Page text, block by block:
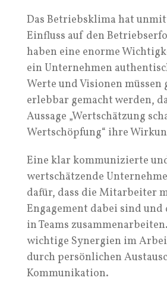
Das Betriebsklima hat
Einfluss auf den
haben eine enorme
ein Unternehmen
Werte und Visionen
erlebbar gemacht werden,
Aussage „Wertschätzung
Wertschöpfung“ ihre
Eine klar kommunizierte
wertschätzende
dafür, dass die Mitarbeiter
Engagement dabei sind und
in Teams
wichtige Synergien im
durch persönlichen
Kommunikation.